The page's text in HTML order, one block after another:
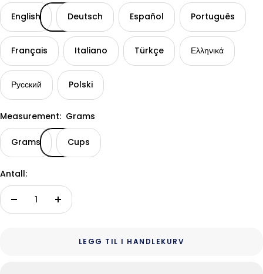
English Deutsch Español Português
Français Italiano Türkçe Ελληνικά
Русский Polski
Measurement: Grams
Grams Cups
Antall:
Reduser
Øk
LEGG TIL I HANDLEKURV